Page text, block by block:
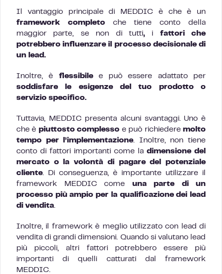
Il vantaggio principale di MEDDIC è che è un
framework completoche tiene conto della
maggior parte, se non di tutti, i fattori che
potrebbero influenzare il processo decisionale di
un lead.
Inoltre, è flessibilee può essere adattato per
soddisfare le esigenze del tuo prodotto o
servizio specifico.
Tuttavia, MEDDIC presenta alcuni svantaggi. Uno è
che è piuttosto complesso e può richiederemolto
tempo per l’implementazione. Inoltre, non tiene
conto di fattori importanti come la dimensione del
mercato o la volontà di pagare del potenziale
cliente. Di conseguenza, è importante utilizzare il
framework MEDDIC come una parte di un
processo più ampio per la qualificazione dei lead
di vendita.
Inoltre, il framework è meglio utilizzato con lead di
vendita di grandi dimensioni. Quando si valutano lead
più piccoli, altri fattori potrebbero essere più
importanti di quelli catturati dal framework
MEDDIC.